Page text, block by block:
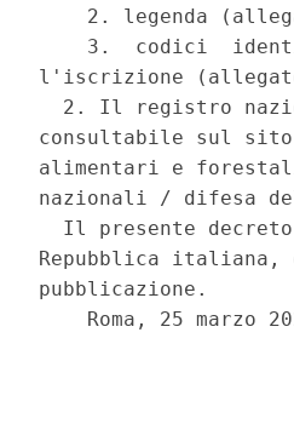
2. legenda
3.  codici
l'iscrizione
2. Il registro
consultabile sul
alimentari e
nazionali / difesa
Il presente
Repubblica
pubblicazione.
Roma, 25 marzo